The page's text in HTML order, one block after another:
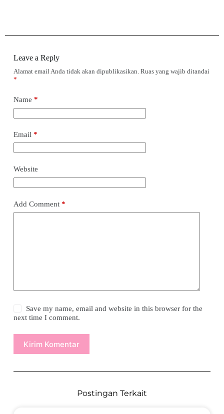
Leave a Reply
Alamat email Anda tidak akan dipublikasikan. Ruas yang wajib ditandai
*
Name *
Email *
Website
Add Comment*
Save my name, email and website in this browser for the
next time I comment.
Kirim Komentar
Postingan Terkait